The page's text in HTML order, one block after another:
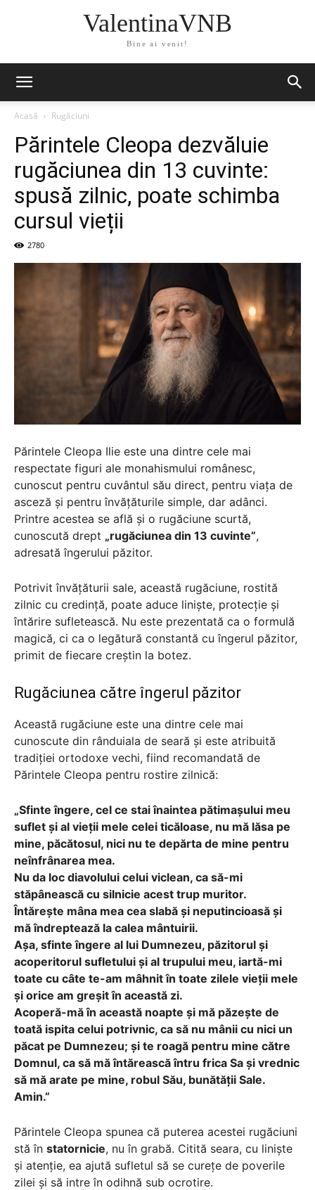
ValentinaVNB
Bine ai venit!
Acasă Rugăciuni
Părintele Cleopa dezvăluie
rugăciunea din 13 cuvinte:
spusă zilnic, poate schimba
cursul vieții
2780
Părintele Cleopa Ilie este una dintre cele mai
respectate figuri ale monahismului românesc,
cunoscut pentru cuvântul său direct, pentru viața de
asceză și pentru învățăturile simple, dar adânci.
Printre acestea se află și o rugăciune scurtă,
cunoscută drept „rugăciunea din 13 cuvinte”,
adresată îngerului păzitor.
Potrivit învățăturii sale, această rugăciune, rostită
zilnic cu credință, poate aduce liniște, protecție și
întărire sufletească. Nu este prezentată ca o formulă
magică, ci ca o legătură constantă cu îngerul păzitor,
primit de fiecare creștin la botez.
Rugăciunea către îngerul păzitor
Această rugăciune este una dintre cele mai
cunoscute din rânduiala de seară și este atribuită
tradiției ortodoxe vechi, fiind recomandată de
Părintele Cleopa pentru rostire zilnică:
„Sfinte îngere, cel ce stai înaintea pătimașului meu
suflet și al vieții mele celei ticăloase, nu mă lăsa pe
mine, păcătosul, nici nu te depărta de mine pentru
neînfrânarea mea.
Nu da loc diavolului celui viclean, ca să-mi
stăpânească cu silnicie acest trup muritor.
Întărește mâna mea cea slabă și neputincioasă și
mă îndreptează la calea mântuirii.
Așa, sfinte îngere al lui Dumnezeu, păzitorul și
acoperitorul sufletului și al trupului meu, iartă-mi
toate cu câte te-am mâhnit în toate zilele vieții mele
și orice am greșit în această zi.
Acoperă-mă în această noapte și mă păzește de
toată ispita celui potrivnic, ca să nu mânii cu nici un
păcat pe Dumnezeu; și te roagă pentru mine către
Domnul, ca să mă întărească întru frica Sa și vrednic
să mă arate pe mine, robul Său, bunătății Sale.
Amin.”
Părintele Cleopa spunea că puterea acestei rugăciuni
stă în statornicie, nu în grabă. Citită seara, cu liniște
și atenție, ea ajută sufletul să se curețe de poverile
zilei și să intre în odihnă sub ocrotire.